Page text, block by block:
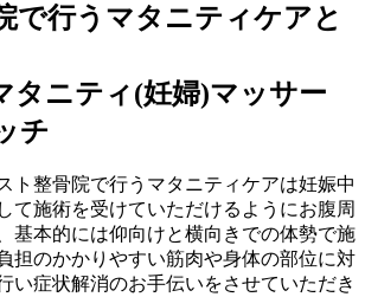
で行うマタニティケアと
ニティ(妊婦)マッサー
チ
ト整骨院で行うマタニティケアは妊娠中
て施術を受けていただけるようにお腹周
基本的には仰向けと横向きでの体勢で施
担のかかりやすい筋肉や身体の部位に対
い症状解消のお手伝いをさせていただき